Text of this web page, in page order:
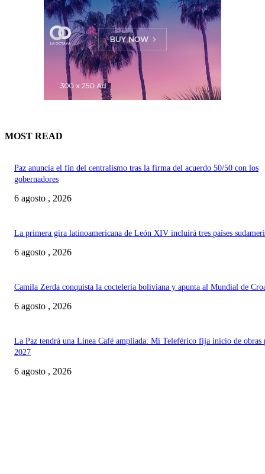
MOST READ
Paz anuncia el fin del centralismo tras la firma del acuerdo 50/50 con los
gobernadores
6 agosto , 2026
La primera gira latinoamericana de León XIV incluirá tres países
6 agosto , 2026
Camila Zerda conquista la coctelería boliviana y apunta al Mundial de
6 agosto , 2026
La Paz tendrá una Línea Café ampliada: Mi Teleférico fija inicio de obras
2027
6 agosto , 2026